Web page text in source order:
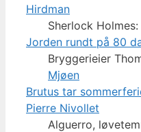
Hirdman
Sherlock Holmes:
Jorden rundt på 80
Bryggerieier
Mjøen
Brutus tar
Pierre Nivollet
Alguerro,